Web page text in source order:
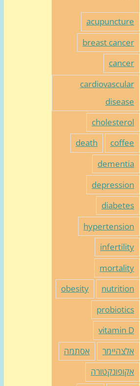
acupuncture
breast cancer
cancer
cardiovascular
disease
cholesterol
coffee
death
dementia
depression
diabetes
hypertension
infertility
mortality
nutrition
obesity
probiotics
vitamin D
אלצהיימר
אסתמה
אקופונקטורה